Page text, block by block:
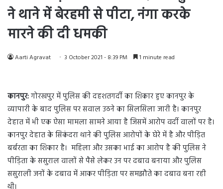
ने थाने में बेरहमी से पीटा, नंगा करके
मारने की दी धमकी
Aarti Agravat 3 October 2021 - 8:39 PM 1 minute read
कानपुर:गोरखपुर में पुलिस की दहशतगर्दी का शिकार हुए कानपुर के
व्यापारी के बाद पुलिस पर सवाल उठने का सिलसिला जारी है। कानपुर
देहात में भी एक ऐसा मामला सामने आया है जिसमें आरोप वर्दी वालों पर है।
कानपुर देहात के सिकंदरा थाने की पुलिस आरोपों के घेरे में है और पीड़ित
बर्बरता का शिकार है। महिला और उसका भाई का आरोप है की पुलिस ने
पीड़िता के ससुराल वालों से पैसे लेकर उन पर दबाव बनाया और पुलिस
ससुराली जनों के दबाव में आकर पीड़िता पर समझौते का दबाव बना रही